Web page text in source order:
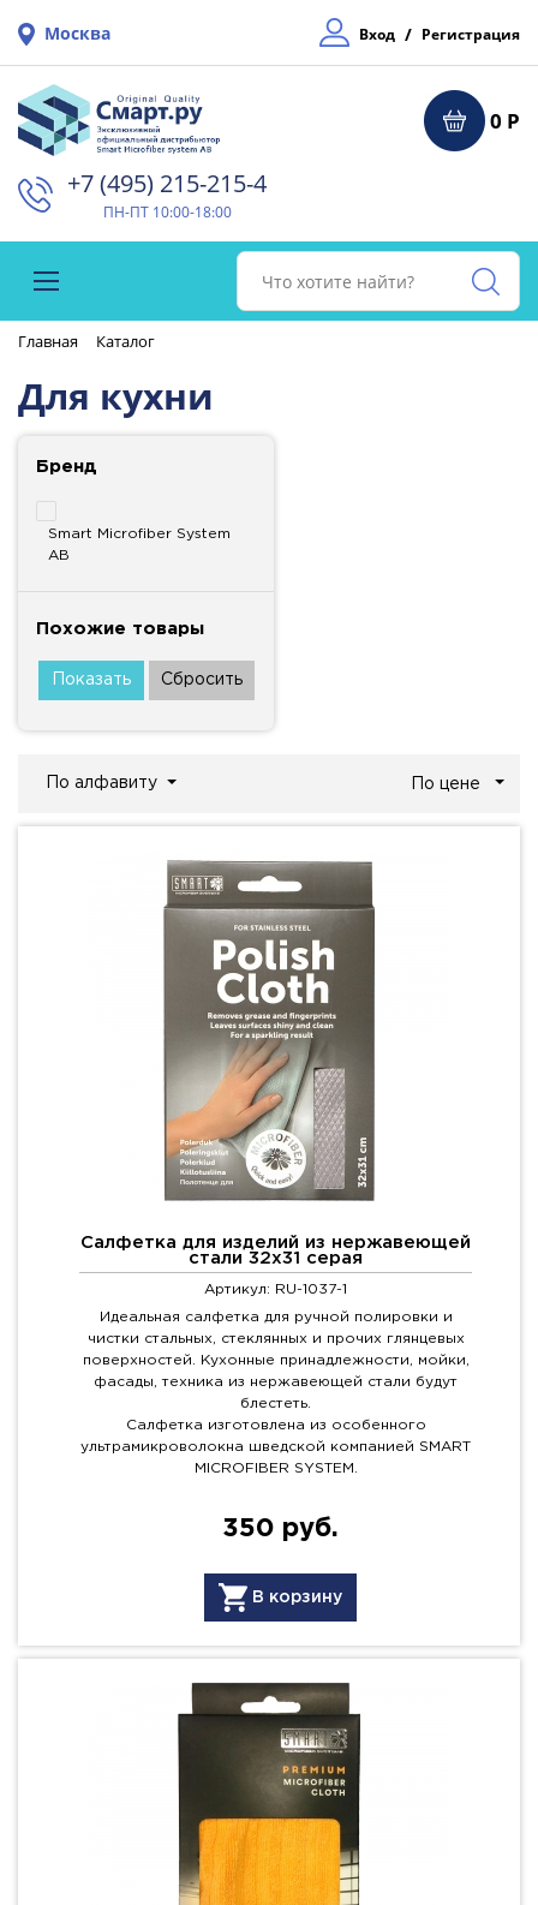
Москва Вход / Регистрация
0 Р
+7 (495) 215-215-4⁠
ПН-ПТ 10:00-18:00
Главная Каталог
Для кухни
Бренд
Smart Microfiber System
AB
Похожие товары
По алфавиту По цене
Салфетка для изделий из нержавеющей
стали 32х31 серая
Артикул: RU-1037-1
Идеальная салфетка для ручной полировки и
чистки стальных, стеклянных и прочих глянцевых
поверхностей. Кухонные принадлежности, мойки,
фасады, техника из нержавеющей стали будут
блестеть.
Салфетка изготовлена из особенного
ультрамикроволокна шведской компанией SMART
MICROFIBER SYSTEM.
350 руб.
В корзину